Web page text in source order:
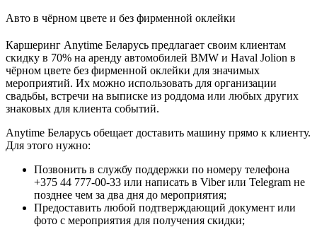
Авто в чёрном цвете и без фирменной оклейки
Каршеринг Anytime Беларусь предлагает своим клиентам
скидку в 70% на аренду автомобилей BMW и Haval Jolion в
чёрном цвете без фирменной оклейки для значимых
мероприятий. Их можно использовать для организации
свадьбы, встречи на выписке из роддома или любых других
знаковых для клиента событий.
Anytime Беларусь обещает доставить машину прямо к клиенту.
Для этого нужно:
Позвонить в службу поддержки по номеру телефона
+375 44 777-00-33 или написать в Viber или Telegram не
позднее чем за два дня до мероприятия;
Предоставить любой подтверждающий документ или
фото с мероприятия для получения скидки;